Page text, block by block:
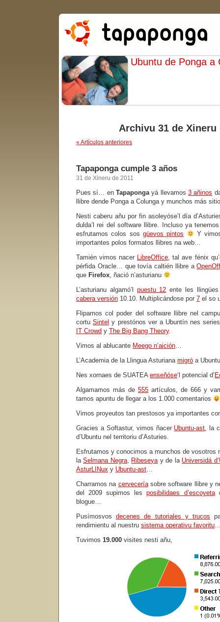
Ubuntu de Ponga
Archivu 31 de Xineru
« Artículos anteriores
Tapaponga cumple 3 años
31 de Xineru de 2011
Pues sí… en Tapapongayá llevamos 3 añinos
llibre dende Ponga a Colunga y munchos más
Nesti caberu añu por fin asoleyóse’l día
dulda’l rei del software llibre. Incluso ya
esfrutamos colos sosgüevos pintos
Y
importantes polos formatos llibres na web…
Tamién vimos nacer LibreOffice, tal ave fénix
pérfida Oracle… que tovía caltién llibre a
que Firefox, ñació n’asturianu
L’asturianu algamó’l puestu 12 ente les llingües
cabera versión 10.10. Multiplicándose por 7 el so
Flipamos col poder del software llibre nel
cortuSintel y prestónos ver a Ubuntín nes
IT Crowd y The Big Bang Theory.
Vimos al ablucante Meego n’aición…
L’Academia de la Llingua Asturiana migró a
Nes xornaes de SUATEA enseñóse‘l potencial d’
Algamamos más de 555 artículos, de 666 y
tamos apuntu de llegar a los 1.000 comentarios
Vimos proyeutos tan prestosos ya importantes
Gracies a Softastur, vimos ñacer Ubuntu-ast, la
d’Ubuntu nel territoriu d’Asturies.
Esfrutamos y conocimos a munchos de vosotros
laSelmana Negra, Ribeseyay de la Universidá
AsturLINux y Ubuntu-ast…
Charramos na cerveceríasobre software llibre y
del 2009 supimos lesposibilidaes d’escoyeta
blogue…
Pusímosvosdecenes de tutoriales y trucos
rendimientu al nuestru sistema operativu favoritu
Tuvimos 19.000 visites nesti añu,